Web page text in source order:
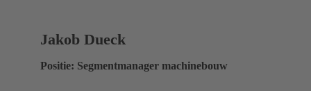
Jakob Dueck
Positie: Segmentmanager machinebouw